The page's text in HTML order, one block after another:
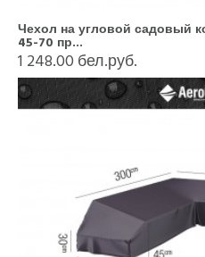
Чехол на угловой садовый
45-70 пр...
1 248.00 бел.руб.